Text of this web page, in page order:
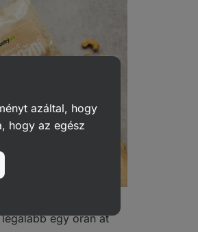
egy órán át
azáltal, hogy
hogy az egész